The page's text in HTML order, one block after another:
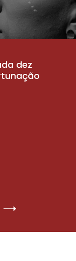
dez